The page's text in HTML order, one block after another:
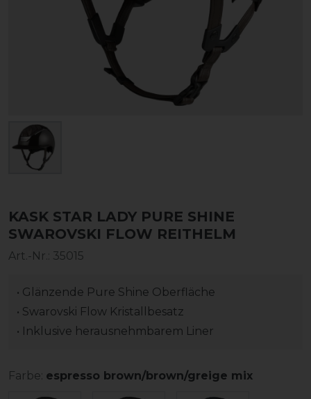
KASK STAR LADY PURE SHINE
SWAROVSKI FLOW REITHELM
Art.-Nr.: 35015
• Glänzende Pure Shine Oberfläche
• Swarovski Flow Kristallbesatz
• Inklusive herausnehmbarem Liner
Farbe: espresso brown/brown/greige mix